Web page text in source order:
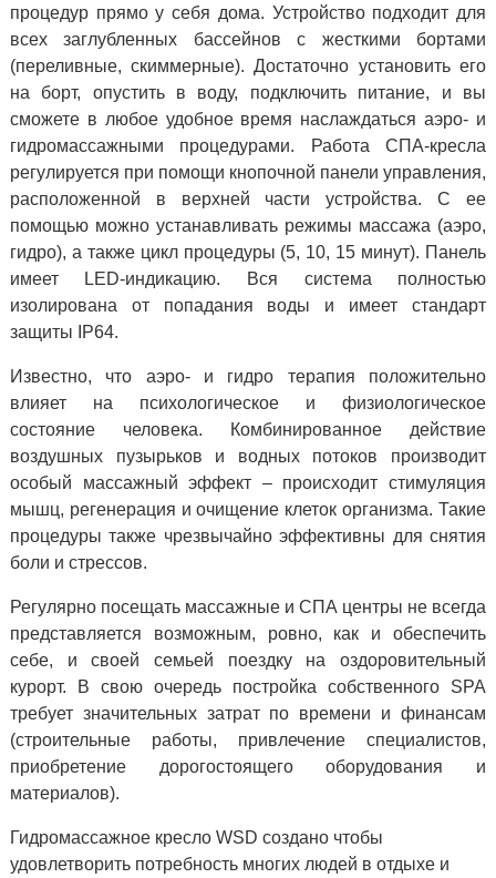
процедур прямо у себя дома. Устройство подходит для
всех заглубленных бассейнов с жесткими бортами
(переливные, скиммерные). Достаточно установить его
на борт, опустить в воду, подключить питание, и вы
сможете в любое удобное время наслаждаться аэро- и
гидромассажными процедурами. Работа СПА-кресла
регулируется при помощи кнопочной панели управления,
расположенной в верхней части устройства. С ее
помощью можно устанавливать режимы массажа (аэро,
гидро), а также цикл процедуры (5, 10, 15 минут). Панель
имеет LED-индикацию. Вся система полностью
изолирована от попадания воды и имеет стандарт
защиты IP64.
Известно, что аэро- и гидро терапия положительно
влияет на психологическое и физиологическое
состояние человека. Комбинированное действие
воздушных пузырьков и водных потоков производит
особый массажный эффект – происходит стимуляция
мышц, регенерация и очищение клеток организма. Такие
процедуры также чрезвычайно эффективны для снятия
боли и стрессов.
Регулярно посещать массажные и СПА центры не всегда
представляется возможным, ровно, как и обеспечить
себе, и своей семьей поездку на оздоровительный
курорт. В свою очередь постройка собственного SPA
требует значительных затрат по времени и финансам
(строительные работы, привлечение специалистов,
приобретение дорогостоящего оборудования и
материалов).
Гидромассажное кресло WSD создано чтобы
удовлетворить потребность многих людей в отдыхе и